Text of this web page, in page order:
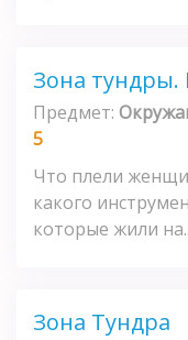
Зона тундры.
Предмет:
5
Что плели
какого
которые жили
Зона Тундра